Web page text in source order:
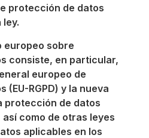
protección de datos
europeo sobre
consiste, en particular,
europeo de
(EU-RGPD) y la nueva
protección de datos
así como de otras leyes
aplicables en los